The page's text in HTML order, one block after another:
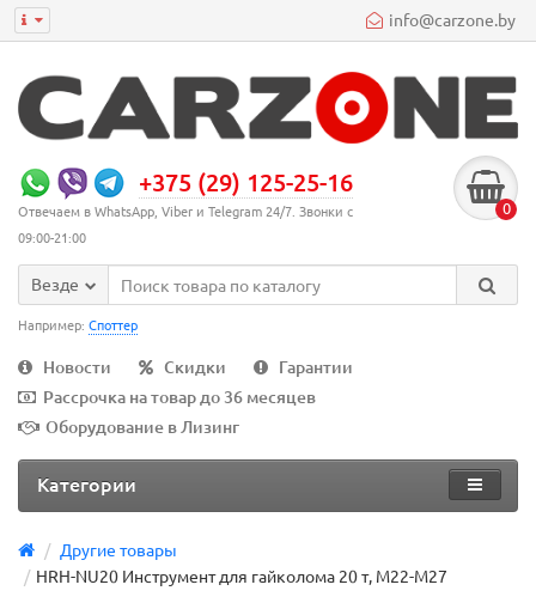
info@carzone.by
+375 (29) 125-25-16
Отвечаем в WhatsApp, Viber и Telegram 24/7. Звонки с
09:00-21:00
0
Везде
Например: Споттер
Новости Скидки
Гарантии
Рассрочка на товар до 36 месяцев
Оборудование в Лизинг
Категории
Другие товары
HRH-NU20 Инструмент для гайколома 20 т, М22-М27